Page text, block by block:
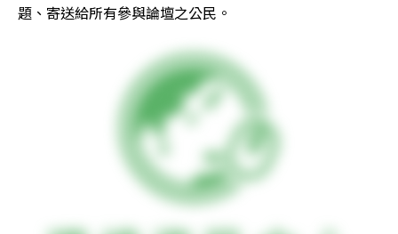
題、寄送給所有參與論壇之公民。